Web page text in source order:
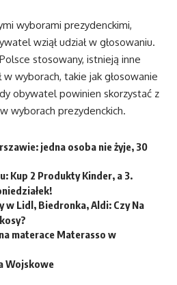
wyborami prezydenckimi,
wziął udział w głosowaniu.
stosowany, istnieją inne
w wyborach, takie jak głosowanie
obywatel powinien skorzystać z
wyborach prezydenckich.
jedna osoba nie żyje, 30
Kup 2 Produkty Kinder, a 3.
w Lidl, Biedronka, Aldi: Czy Na
materace Materasso w
Wojskowe